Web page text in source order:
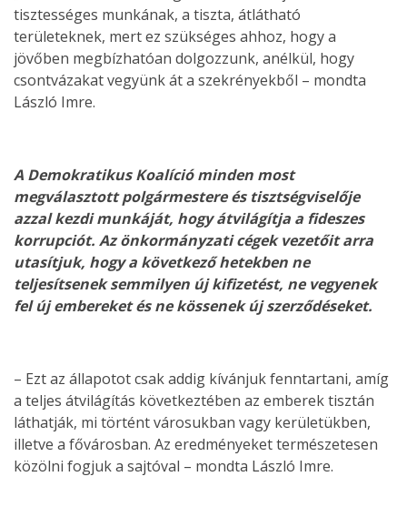
tisztességes munkának, a tiszta, átlátható
területeknek, mert ez szükséges ahhoz, hogy a
jövőben megbízhatóan dolgozzunk, anélkül, hogy
csontvázakat vegyünk át a szekrényekből – mondta
László Imre.
A Demokratikus Koalíció minden most
megválasztott polgármestere és tisztségviselője
azzal kezdi munkáját, hogy átvilágítja a fideszes
korrupciót. Az önkormányzati cégek vezetőit arra
utasítjuk, hogy a következő hetekben ne
teljesítsenek semmilyen új kifizetést, ne vegyenek
fel új embereket és ne kössenek új szerződéseket.
– Ezt az állapotot csak addig kívánjuk fenntartani, amíg
a teljes átvilágítás következtében az emberek tisztán
láthatják, mi történt városukban vagy kerületükben,
illetve a fővárosban. Az eredményeket természetesen
közölni fogjuk a sajtóval – mondta László Imre.